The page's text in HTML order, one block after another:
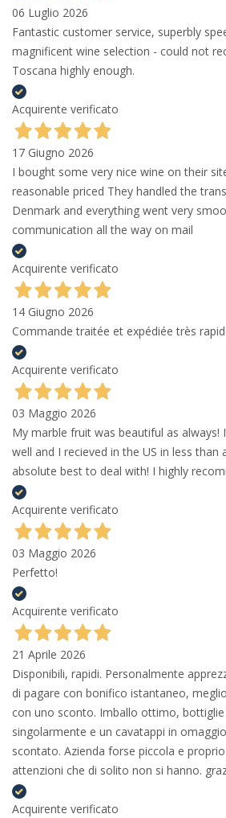
06 Luglio 2026
Fantastic customer service, superbly
magnificent wine selection - could not
Toscana highly enough.
Acquirente verificato
17 Giugno 2026
I bought some very nice wine on their
reasonable priced They handled the
Denmark and everything went very
communication all the way on mail
Acquirente verificato
14 Giugno 2026
Commande traitée et expédiée très
Acquirente verificato
03 Maggio 2026
My marble fruit was beautiful as always!
well and I recieved in the US in less than
absolute best to deal with! I highly
Acquirente verificato
03 Maggio 2026
Perfetto!
Acquirente verificato
21 Aprile 2026
Disponibili, rapidi. Personalmente
di pagare con bonifico istantaneo,
con uno sconto. Imballo ottimo,
singolarmente e un cavatappi in
scontato. Azienda forse piccola e
attenzioni che di solito non si hanno.
Acquirente verificato